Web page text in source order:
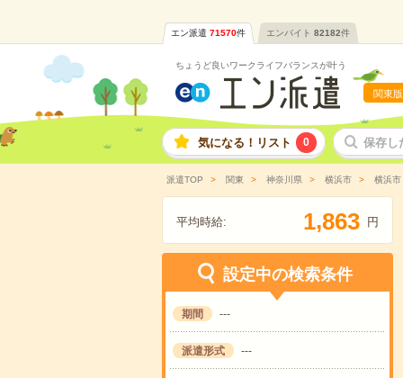
エン派遣 71570件 エンバイト 82182件
ちょうど良いワークライフバランスが叶う
関東版
気になる！リスト 0 保存し
派遣TOP 関東 神奈川県 横浜市 横浜市
平均時給: 1,863 円
設定中の検索条件
期間 ---
派遣形式 ---